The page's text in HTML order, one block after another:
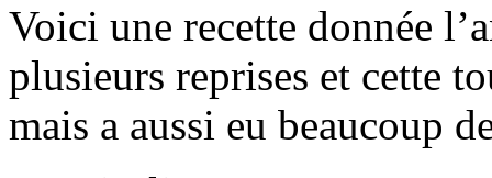
Voici une recette donnée
plusieurs reprises et cette
mais a aussi eu beaucoup